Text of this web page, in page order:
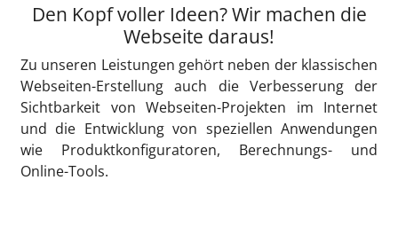
Den Kopf voller Ideen? Wir machen die
Webseite daraus!
Zu unseren Leistungen gehört neben der klassischen
Webseiten-Erstellung auch die Verbesserung der
Sichtbarkeit von Webseiten-Projekten im Internet
und die Entwicklung von speziellen Anwendungen
wie Produktkonfiguratoren, Berechnungs- und
Online-Tools.